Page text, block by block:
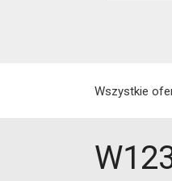
Wszystkie